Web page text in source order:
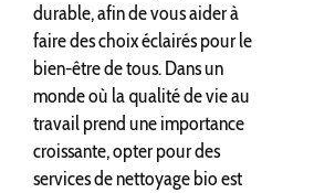
durable, afin de vous aider à
faire des choix éclairés pour le
bien-être de tous. Dans un
monde où la qualité de vie au
travail prend une importance
croissante, opter pour des
services de nettoyage bio est